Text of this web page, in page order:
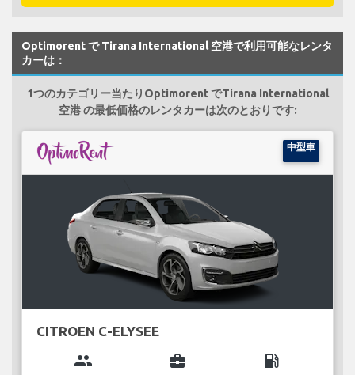
Optimorent で Tirana International 空港で利用可能なレンタ
カーは：
1つのカテゴリー当たりOptimorent でTirana International
空港 の最低価格のレンタカーは次のとおりです:
中型車
CITROEN C-ELYSEE
group business_center local_gas_station